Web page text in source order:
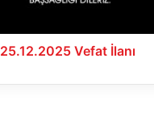
25.12.2025 Vefat İlanı